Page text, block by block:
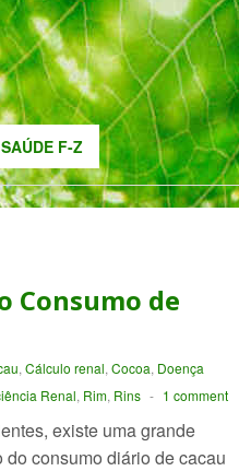
SAÚDE F-Z
Consumo de
, Cálculo renal, Cocoa, Doença
Renal, Rim, Rins - 1 comment
existe uma grande
consumo diário de cacau